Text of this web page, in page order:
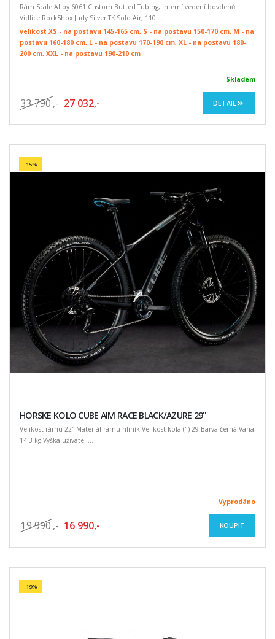
Rám Scale Alloy 6061 Custom Butted Tubing, interní vedení bovdenů
Vidlice RockShox Judy Silver TK Solo Air, 110 ...
velikost XS - na postavu 145-165 cm, S - na postavu 150-170 cm, M - na
postavu 160-180 cm, L - na postavu 170-190 cm, XL - na postavu 180-
200 cm, XXL - na postavu 190-210 cm
Skladem
33 790 ,- 27 032,- DETAIL
-15%
HORSKE KOLO CUBE AIM RACE BLACK/AZURE 29''
Velikost rámu 22″ Materiál rámu hliník Velikost kola (") 29 Barva černá Váha
14.3 kg Výška uživatel ...
Vyprodáno
19 990 ,- 16 990,- KOUPIT
-19%